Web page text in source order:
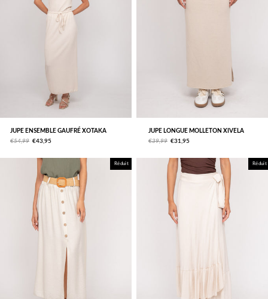
JUPE ENSEMBLE GAUFRÉ XOTAKA
€54,99 €43,95
JUPE LONGUE MOLLETON XIVELA
€39,99 €31,95
Réduit Réduit